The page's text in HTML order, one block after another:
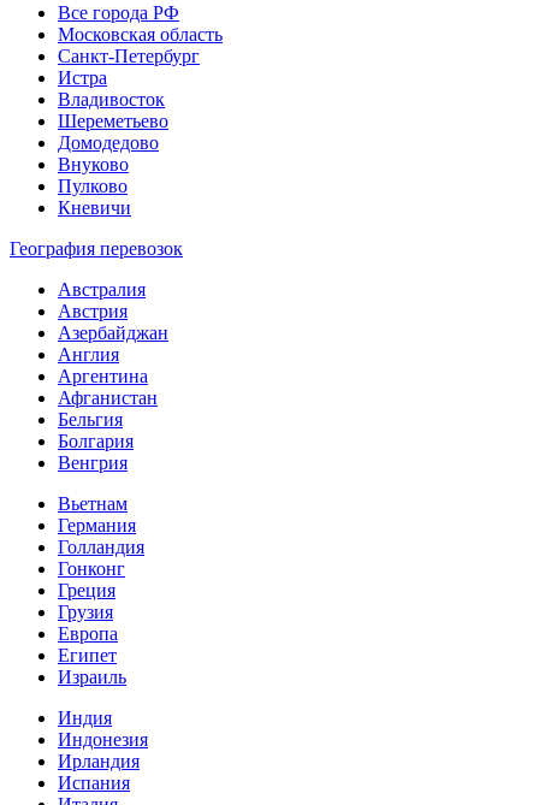
Все города РФ
Московская область
Санкт-Петербург
Истра
Владивосток
Шереметьево
Домодедово
Внуково
Пулково
Кневичи
География перевозок
Австралия
Австрия
Азербайджан
Англия
Аргентина
Афганистан
Бельгия
Болгария
Венгрия
Вьетнам
Германия
Голландия
Гонконг
Греция
Грузия
Европа
Египет
Израиль
Индия
Индонезия
Ирландия
Испания